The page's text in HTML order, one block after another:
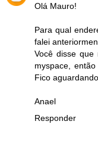
Olá Mauro!
Para qual
falei
Você disse que
myspace,
Fico
Anael
Responder